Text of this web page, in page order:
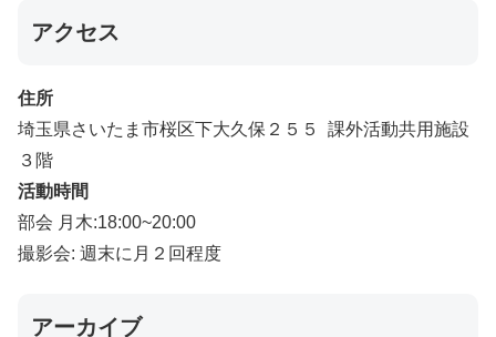
アクセス
住所
埼玉県さいたま市桜区下大久保２５５ 課外活動共用施設
３階
活動時間
部会 月木:18:00~20:00
撮影会: 週末に月２回程度
アーカイブ